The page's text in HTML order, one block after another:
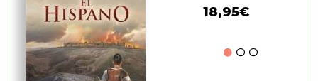
18,95€